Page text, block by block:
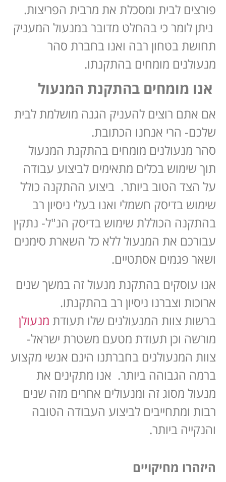
פורצים לבית ומסכלת את מרבית הפריצות.
ניתן לומר כי בהחלט מדובר במנעול המעניק
תחושת בטחון רבה ואנו בחברת סהר
מנעולנים מומחים בהתקנתו.
אנו מומחים בהתקנת המנעול
אם אתם רוצים להעניק הגנה מושלמת לבית
שלכם- הרי אנחנו הכתובת.
סהר מנעולנים מומחים בהתקנת המנעול
תוך שימוש בכלים מתאימים לביצוע עבודה
על הצד הטוב ביותר. ביצוע ההתקנה כולל
שימוש בדיסק חשמלי ואנו בעלי ניסיון רב
בהתקנה הכוללת שימוש בדיסק הנ"ל- נתקין
עבורכם את המנעול ללא כל השארת סימנים
ושאר פגמים אסתטיים.
אנו עוסקים בהתקנת מנעול זה במשך שנים
ארוכות וצברנו ניסיון רב בהתקנתו.
ברשות צוות המנעולנים שלו תעודתמנעולן
מורשה וכן תעודת מטעם משטרת ישראל-
צוות המנעולנים בחברתנו הינם אנשי מקצוע
ברמה הגבוהה ביותר. אנו מתקינים את
מנעול מסוג זה ומנעולים אחרים מזה שנים
רבות ומתחייבים לביצוע העבודה הטובה
והנקייה ביותר.
היזהרו מחיקויים